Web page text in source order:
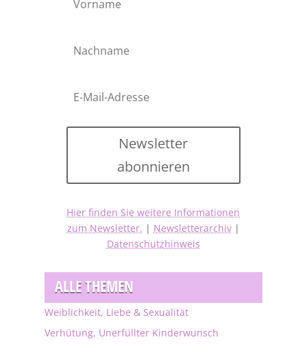
Newsletter
abonnieren
Hier finden Sie weitere Informationen
zum Newsletter. | Newsletterarchiv|
Datenschutzhinweis
ALLE THEMEN
Weiblichkeit, Liebe & Sexualität
Verhütung, Unerfüllter Kinderwunsch